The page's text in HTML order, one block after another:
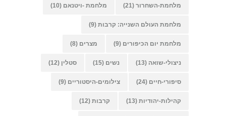
מלחמת-השחרור (21) מלחמת -ויטנאם (10)
מלחמת העולם השנייה: קרבות (9)
מלחמת יום הכיפורים (9) מצרים (8)
ניצולי-שואה (13) נשים (15) סטלין (12)
סיפורי-חיים (24) צילומים-היסטוריים (9)
קהילות-יהודיות (13) קרבות (12)